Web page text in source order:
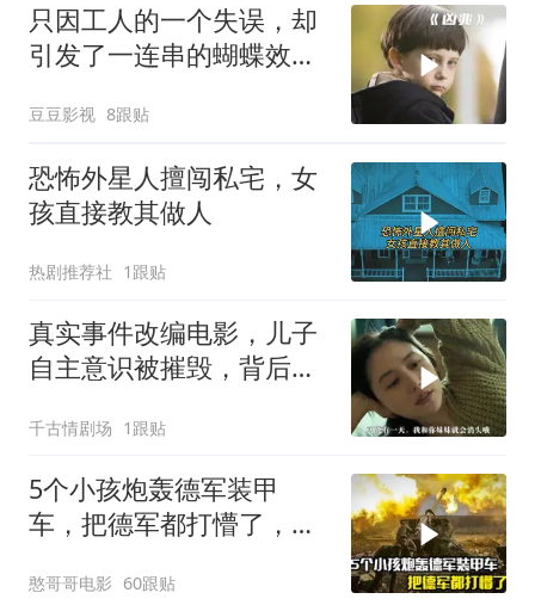
只因工人的一个失误，却
引发了一连串的蝴蝶效
豆豆影视 8跟贴
恐怖外星人擅闯私宅，女
孩直接教其做人
热剧推荐社 1跟贴
真实事件改编电影，儿子
自主意识被摧毁，背后故
千古情剧场 1跟贴
5个小孩炮轰德军装甲
车，把德军都打懵了，战
憨哥哥电影 60跟贴